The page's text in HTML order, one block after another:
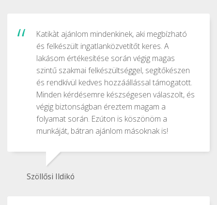
Katikàt ajánlom mindenkinek, aki megbízható
és felkészült ingatlanközvetítőt keres. A
lakásom értékesítése során végig magas
szintű szakmai felkészültséggel, segítőkészen
és rendkívül kedves hozzáállással támogatott.
Minden kérdésemre készségesen válaszolt, és
végig biztonságban éreztem magam a
folyamat során. Ezúton is köszönöm a
munkáját, bátran ajánlom másoknak is!
Szöllősi Ildikó